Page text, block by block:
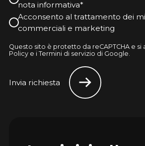
nota informativa*
Acconsento al trattamento dei
commerciali e marketing
Questo sito è protetto da reCAPTCHA e si
Policy e i Termini di servizio di Google.
Invia richiesta